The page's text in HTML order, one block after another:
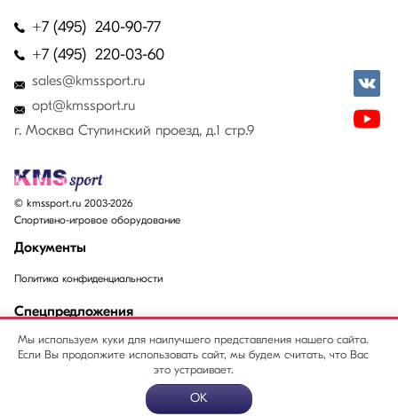
Мы используем куки для наилучшего представления нашего сайта.
Если Вы продолжите использовать сайт, мы будем считать, что Вас
это устраивает.
OK
+7 (495) 240-90-77
+7 (495) 220-03-60
sales@kmssport.ru
opt@kmssport.ru
г. Москва Ступинский проезд, д.1 стр.9
© kmssport.ru 2003-2026
Спортивно-игровое оборудование
Документы
Политика конфиденциальности
Спецпредложения
Акции